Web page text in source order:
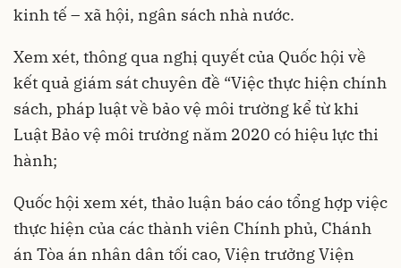
kinh tế – xã hội, ngân sách nhà nước.
Xem xét, thông qua nghị quyết của Quốc hội về
kết quả giám sát chuyên đề “Việc thực hiện chính
sách, pháp luật về bảo vệ môi trường kể từ khi
Luật Bảo vệ môi trường năm 2020 có hiệu lực thi
hành;
Quốc hội xem xét, thảo luận báo cáo tổng hợp việc
thực hiện của các thành viên Chính phủ, Chánh
án Tòa án nhân dân tối cao, Viện trưởng Viện